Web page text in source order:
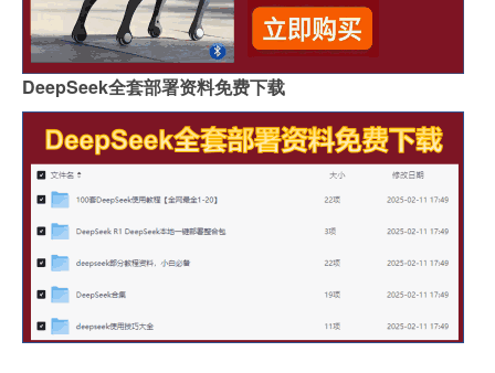
DeepSeek全套部署资料免费下载